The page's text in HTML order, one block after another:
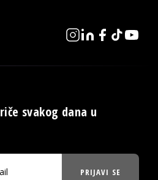
svakog dana u
PRIJAVI SE